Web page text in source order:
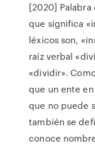
[2020]
que significa
léxicos son,
raíz verbal
«dividir».
que un ente
que no puede
también se
conoce